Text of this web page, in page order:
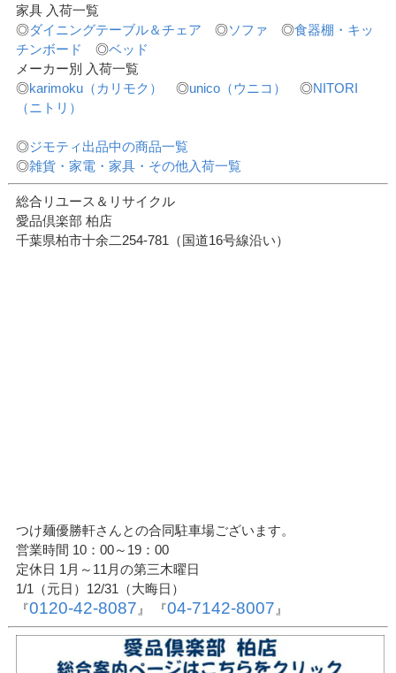
家具 入荷一覧
◎ダイニングテーブル＆チェア ◎ソファ ◎食器棚・キッ
チンボード
◎ベッド
メーカー別 入荷一覧
◎karimoku（カリモク） ◎unico（ウニコ） ◎NITORI
（ニトリ）
◎ジモティ出品中の商品一覧
◎雑貨・家電・家具・その他入荷一覧
総合リユース＆リサイクル
愛品倶楽部 柏店
千葉県柏市十余二254-781（国道16号線沿い）
つけ麺優勝軒さんとの合同駐車場ございます。
営業時間 10：00～19：00
定休日 1月～11月の第三木曜日
1/1（元日）12/31（大晦日）
『0120-42-8087 』 『04-7142-8007 』